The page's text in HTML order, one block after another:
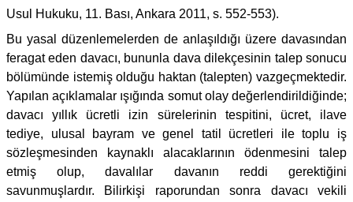
Usul Hukuku, 11. Bası, Ankara 2011, s. 552-553).
Bu yasal düzenlemelerden de anlaşıldığı üzere davasından
feragat eden davacı, bununla dava dilekçesinin talep sonucu
bölümünde istemiş olduğu haktan (talepten) vazgeçmektedir.
Yapılan açıklamalar ışığında somut olay değerlendirildiğinde;
davacı yıllık ücretli izin sürelerinin tespitini, ücret, ilave
tediye, ulusal bayram ve genel tatil ücretleri ile toplu iş
sözleşmesinden kaynaklı alacaklarının ödenmesini talep
etmiş olup, davalılar davanın reddi gerektiğini
savunmuşlardır. Bilirkişi raporundan sonra davacı vekili